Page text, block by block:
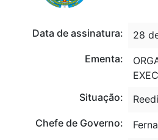
Data de assinatura:
28
Ementa:
Situação:
Chefe de Governo: